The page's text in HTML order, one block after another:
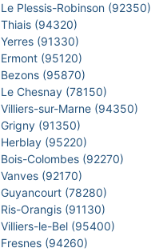
Le Plessis-Robinson (92350)
Thiais (94320)
Yerres (91330)
Ermont (95120)
Bezons (95870)
Le Chesnay (78150)
Villiers-sur-Marne (94350)
Grigny (91350)
Herblay (95220)
Bois-Colombes (92270)
Vanves (92170)
Guyancourt (78280)
Ris-Orangis (91130)
Villiers-le-Bel (95400)
Fresnes (94260)